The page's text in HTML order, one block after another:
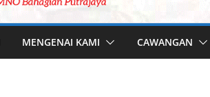
MENGENAI KAMI CAWANGAN